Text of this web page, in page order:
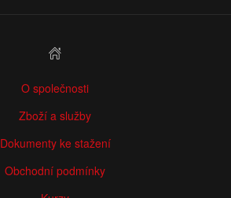
O společnosti
Zboží a služby
Dokumenty ke stažení
Obchodní podmínky